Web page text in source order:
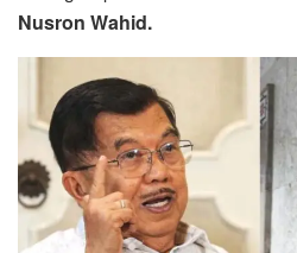
Nusron Wahid.